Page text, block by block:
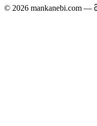
© 2026 mankanebi.com